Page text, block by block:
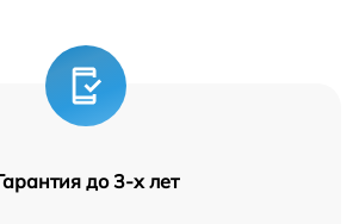
до 3-х лет